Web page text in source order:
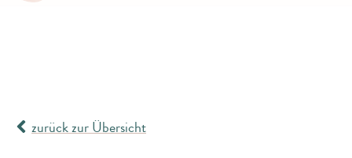
zurück zur Übersicht